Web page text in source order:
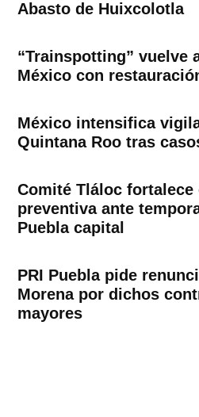
Abasto de Huixcolotla
“Trainspotting” vuelve
México con
México intensifica
Quintana Roo tras
Comité Tláloc fortalece
preventiva ante
Puebla capital
PRI Puebla pide
Morena por dichos
mayores